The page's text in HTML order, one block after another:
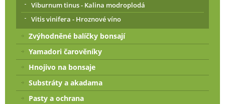
Viburnum tinus - Kalina modroplodá
Vitis vinifera - Hroznové víno
Zvýhodněné balíčky bonsají
Yamadori čarověníky
Hnojivo na bonsaje
Substráty a akadama
Pasty a ochrana